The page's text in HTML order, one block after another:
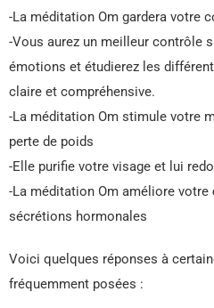
-La méditation Om gardera votre
-Vous aurez un meilleur contrôle
émotions et étudierez les
claire et compréhensive.
-La méditation Om stimule votre
perte de poids
-Elle purifie votre visage et lui
-La méditation Om améliore votre
sécrétions hormonales
Voici quelques réponses à
fréquemment posées :